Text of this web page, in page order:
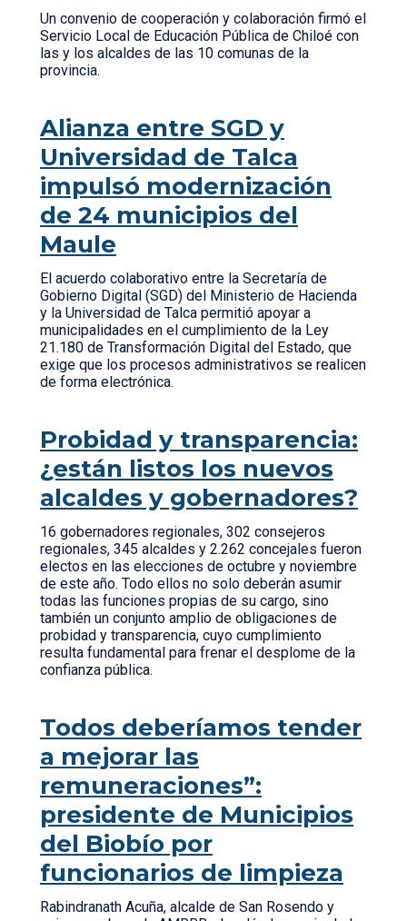
Un convenio de cooperación y colaboración firmó el
Servicio Local de Educación Pública de Chiloé con
las y los alcaldes de las 10 comunas de la
provincia.
Alianza entre SGD y
Universidad de Talca
impulsó modernización
de 24 municipios del
Maule
El acuerdo colaborativo entre la Secretaría de
Gobierno Digital (SGD) del Ministerio de Hacienda
y la Universidad de Talca permitió apoyar a
municipalidades en el cumplimiento de la Ley
21.180 de Transformación Digital del Estado, que
exige que los procesos administrativos se realicen
de forma electrónica.
Probidad y transparencia:
¿están listos los nuevos
alcaldes y gobernadores?
16 gobernadores regionales, 302 consejeros
regionales, 345 alcaldes y 2.262 concejales fueron
electos en las elecciones de octubre y noviembre
de este año. Todo ellos no solo deberán asumir
todas las funciones propias de su cargo, sino
también un conjunto amplio de obligaciones de
probidad y transparencia, cuyo cumplimiento
resulta fundamental para frenar el desplome de la
confianza pública.
Todos deberíamos tender
a mejorar las
remuneraciones”:
presidente de Municipios
del Biobío por
funcionarios de limpieza
Rabindranath Acuña, alcalde de San Rosendo y